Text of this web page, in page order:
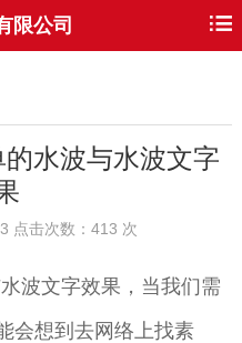
限公司
水波与水波文字
点击次数：413 次
波文字效果，当我们需
会想到去网络上找素